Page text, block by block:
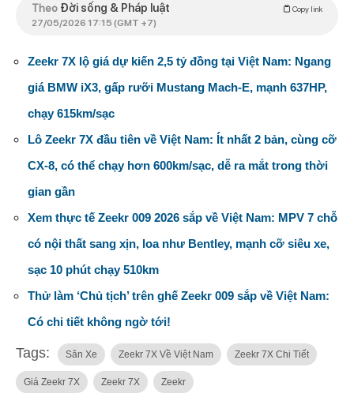
Theo Đời sống & Pháp luật Copy link
27/05/2026 17:15 (GMT +7)
Zeekr 7X lộ giá dự kiến 2,5 tỷ đồng tại Việt Nam: Ngang
giá BMW iX3, gấp rưỡi Mustang Mach-E, mạnh 637HP,
chạy 615km/sạc
Lô Zeekr 7X đầu tiên về Việt Nam: Ít nhất 2 bản, cùng cỡ
CX-8, có thể chạy hơn 600km/sạc, dễ ra mắt trong thời
gian gần
Xem thực tế Zeekr 009 2026 sắp về Việt Nam: MPV 7 chỗ
có nội thất sang xịn, loa như Bentley, mạnh cỡ siêu xe,
sạc 10 phút chạy 510km
Thử làm ‘Chủ tịch’ trên ghế Zeekr 009 sắp về Việt Nam:
Có chi tiết không ngờ tới!
Tags: Săn Xe Zeekr 7X Về Việt Nam Zeekr 7X Chi Tiết
Giá Zeekr 7X Zeekr 7X Zeekr